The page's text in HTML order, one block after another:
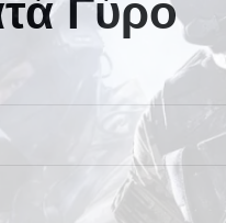
Γύρο